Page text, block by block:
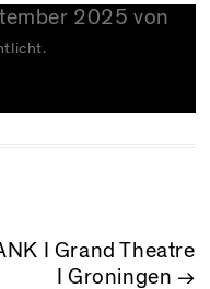
2025 von
I Grand Theatre
I Groningen →